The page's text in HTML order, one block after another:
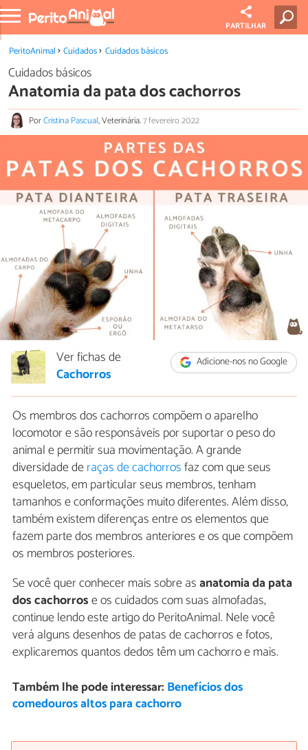
PARTILHAR
PeritoAnimal Cuidados Cuidados básicos
Cuidados básicos
Anatomia da pata dos cachorros
PorCristina Pascual, Veterinária.7 fevereiro 2022
Adicione-nos no Google
Ver fichas de
Cachorros
Os membros dos cachorros compõem o aparelho
locomotor e são responsáveis por suportar o peso do
animal e permitir sua movimentação. A grande
diversidade deraças de cachorrosfaz com que seus
esqueletos, em particular seus membros, tenham
tamanhos e conformações muito diferentes. Além disso,
também existem diferenças entre os elementos que
fazem parte dos membros anteriores e os que compõem
os membros posteriores.
Se você quer conhecer mais sobre asanatomia da pata
dos cachorrose os cuidados com suas almofadas,
continue lendo este artigo do PeritoAnimal. Nele você
verá alguns desenhos de patas de cachorros e fotos,
explicaremos quantos dedos têm um cachorro e mais.
Também lhe pode interessar: Benefícios dos
comedouros altos para cachorro